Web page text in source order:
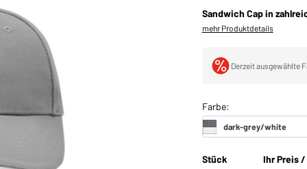
Sandwich Cap in
mehr Produktdetails
Derzeit ausgewählte
Stück Ihr Preis